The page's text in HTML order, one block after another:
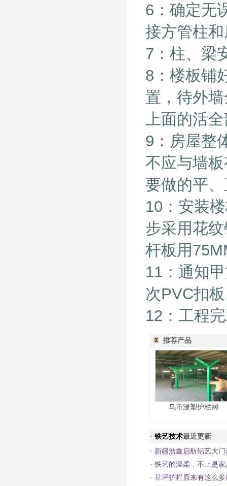
6：确定无
接方管柱
7：柱、梁
8：楼板铺
置，待外
上面的活
9：房屋整
不应与墙
要做的平
10：安装
步采用花
杆板用
11：通知
次PVC扣
12：工程
推荐产品
乌市浸塑护栏网
· 铁艺技术最近更新
· 新疆浩鑫启航铝艺大
· 铁艺的温柔，不止是
· 草坪护栏原来有这么